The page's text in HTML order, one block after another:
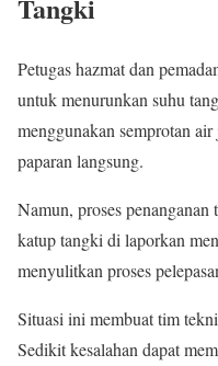
Tangki
Petugas hazmat dan
untuk menurunkan suhu
menggunakan semprotan
paparan langsung.
Namun, proses
katup tangki di laporkan
menyulitkan proses
Situasi ini membuat tim
Sedikit kesalahan dapat